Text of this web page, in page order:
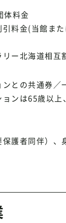
体料金
引料金(当館ま
リー北海道相互
との共通券／
ンは65歳以上
護者同伴）